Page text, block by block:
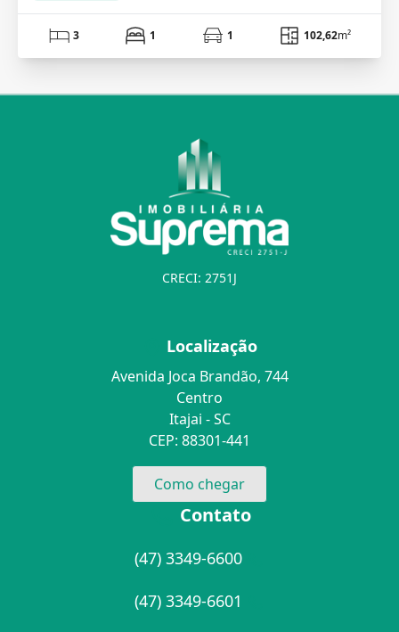
3 1 1 102,62m²
CRECI: 2751J
Localização
Avenida Joca Brandão, 744
Centro
Itajai - SC
CEP: 88301-441
Como chegar
Contato
(47) 3349-6600
(47) 3349-6601